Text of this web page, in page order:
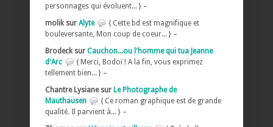
personnages qui évoluent... } –
molik sur Alyte
{ Cette bd est magnifique et
bouleversante, Mon coup de coeur... } –
Brodeck sur Cauchon...ou l'homme qui tua Jeanne
d'Arc
{ Merci, Bodoï ! A la fin, vous exprimez
tellement bien... } –
Chantre Lysiane sur Le Photographe de
Mauthausen
{ Ce roman graphique est de grande
qualité. Il parvient à... } –